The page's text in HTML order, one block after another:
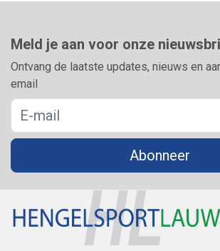
Meld je aan voor onze
Ontvang de laatste updates, nieuws en
email
Abonneer